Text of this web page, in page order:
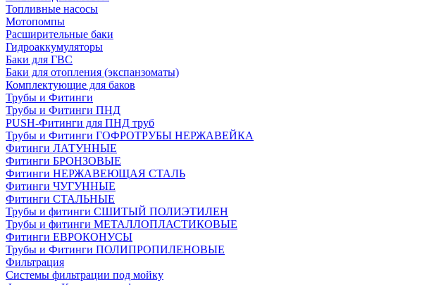
Топливные насосы
Мотопомпы
Расширительные баки
Гидроаккумуляторы
Баки для ГВС
Баки для отопления (экспанзоматы)
Комплектующие для баков
Трубы и Фитинги
Трубы и Фитинги ПНД
PUSH-Фитинги для ПНД труб
Трубы и Фитинги ГОФРОТРУБЫ НЕРЖАВЕЙКА
Фитинги ЛАТУННЫЕ
Фитинги БРОНЗОВЫЕ
Фитинги НЕРЖАВЕЮЩАЯ СТАЛЬ
Фитинги ЧУГУННЫЕ
Фитинги СТАЛЬНЫЕ
Трубы и фитинги СШИТЫЙ ПОЛИЭТИЛЕН
Трубы и фитинги МЕТАЛЛОПЛАСТИКОВЫЕ
Фитинги ЕВРОКОНУСЫ
Трубы и Фитинги ПОЛИПРОПИЛЕНОВЫЕ
Фильтрация
Системы фильтрации под мойку